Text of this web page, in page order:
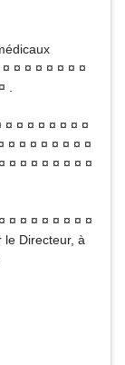
¤ ¤ ¤ ¤ ¤ ¤ ¤
¤ ¤ ¤ ¤ ¤ ¤ ¤ ¤
¤ ¤ ¤ ¤ ¤ ¤ ¤ ¤
¤ ¤ ¤ ¤ ¤ ¤ ¤ ¤
¤ ¤ ¤ ¤ ¤ ¤ ¤ ¤
le Directeur, à